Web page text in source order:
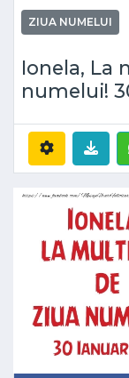
ZIUA NUMELUI
Ionela, La
numelui!